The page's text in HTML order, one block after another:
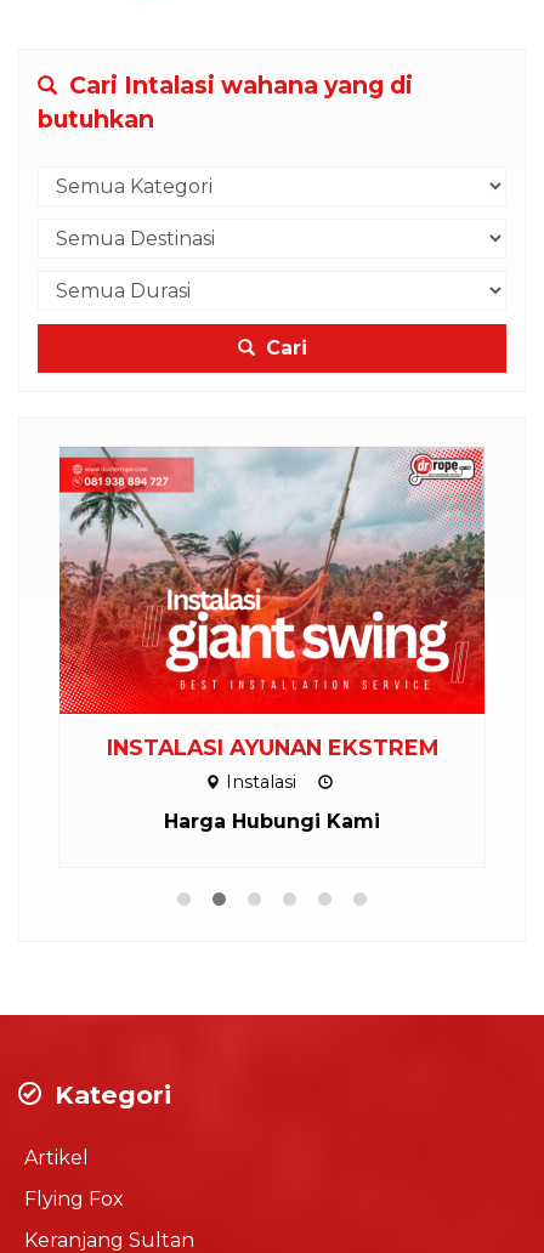
Cari Intalasi wahana yang di
butuhkan
Cari
INSTALASI AYUNAN EKSTREM
Instalasi
Harga Hubungi Kami
Kategori
Artikel
Flying Fox
Keranjang Sultan